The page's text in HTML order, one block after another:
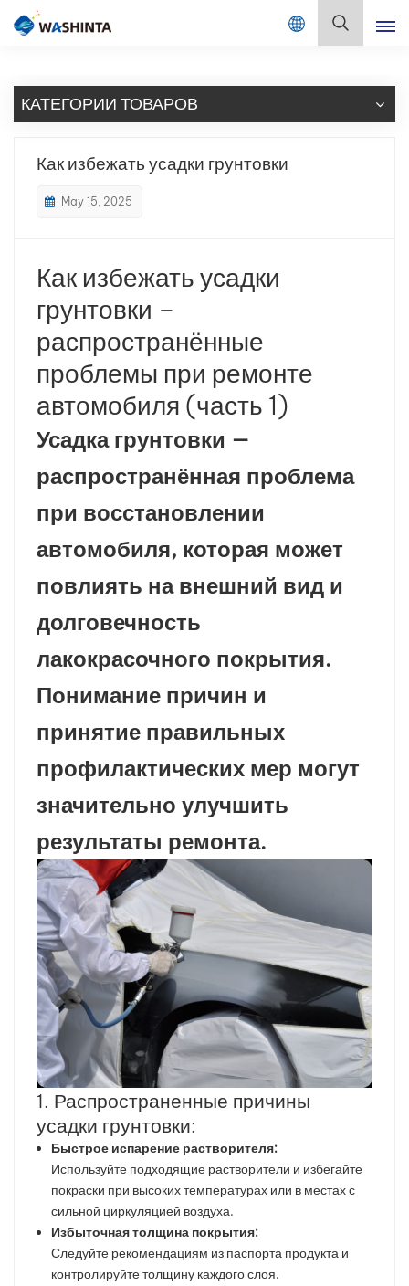
Mix Color Online
Français
Español
한국어
بالعربية
فارسی
КАТЕГОРИИ ТОВАРОВ
Как избежать усадки грунтовки
May 15, 2025
Как избежать усадки
грунтовки –
распространённые
проблемы при ремонте
автомобиля (часть 1)
Усадка грунтовки —
распространённая проблема
при восстановлении
автомобиля, которая может
повлиять на внешний вид и
долговечность
лакокрасочного покрытия.
Понимание причин и
принятие правильных
профилактических мер могут
значительно улучшить
результаты ремонта.
1. Распространенные причины
усадки грунтовки:
Быстрое испарение растворителя:
Используйте подходящие растворители и избегайте
покраски при высоких температурах или в местах с
сильной циркуляцией воздуха.
Избыточная толщина покрытия:
Следуйте рекомендациям из паспорта продукта и
контролируйте толщину каждого слоя.